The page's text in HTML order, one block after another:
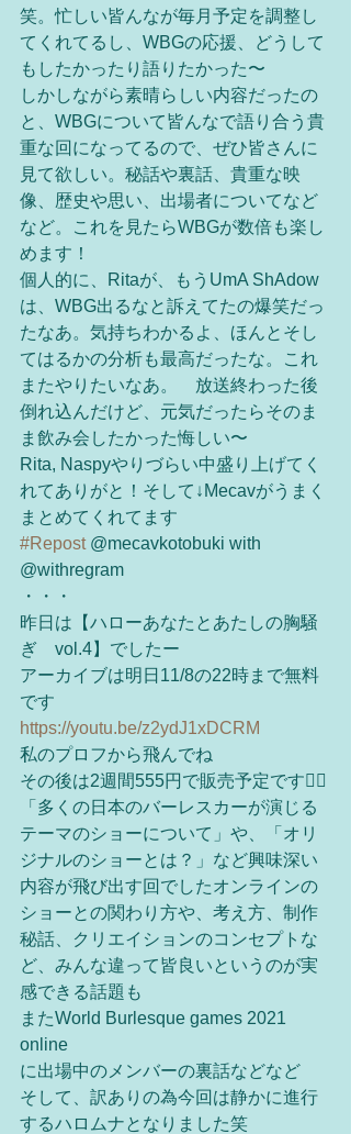
笑。忙しい皆んなが毎月予定を調整し
てくれてるし、WBGの応援、どうして
もしたかったり語りたかった〜
しかしながら素晴らしい内容だったの
と、WBGについて皆んなで語り合う貴
重な回になってるので、ぜひ皆さんに
見て欲しい。秘話や裏話、貴重な映
像、歴史や思い、出場者についてなど
など。これを見たらWBGが数倍も楽し
めます！
個人的に、Ritaが、もうUmA ShAdow
は、WBG出るなと訴えてたの爆笑だっ
たなあ。気持ちわかるよ、ほんとそし
てはるかの分析も最高だったな。これ
またやりたいなあ。　放送終わった後
倒れ込んだけど、元気だったらそのま
ま飲み会したかった悔しい〜
Rita, Naspyやりづらい中盛り上げてく
れてありがと！そして↓Mecavがうまく
まとめてくれてます
#Repost @mecavkotobuki with
@withregram
・・・
昨日は【ハローあなたとあたしの胸騒
ぎ　vol.4】でしたー
アーカイブは明日11/8の22時まで無料
です
https://youtu.be/z2ydJ1xDCRM
私のプロフから飛んでね
その後は2週間555円で販売予定です❤️‍🔥
「多くの日本のバーレスカーが演じる
テーマのショーについて」や、「オリ
ジナルのショーとは？」など興味深い
内容が飛び出す回でしたオンラインの
ショーとの関わり方や、考え方、制作
秘話、クリエイションのコンセプトな
ど、みんな違って皆良いというのが実
感できる話題も
またWorld Burlesque games 2021
online
に出場中のメンバーの裏話などなど
そして、訳ありの為今回は静かに進行
するハロムナとなりました笑